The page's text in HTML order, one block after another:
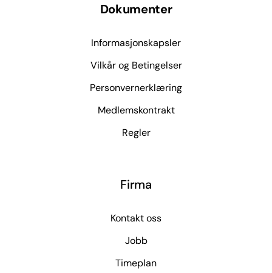
Dokumenter
Informasjonskapsler
Vilkår og Betingelser
Personvernerklæring
Medlemskontrakt
Regler
Firma
Kontakt oss
Jobb
Timeplan